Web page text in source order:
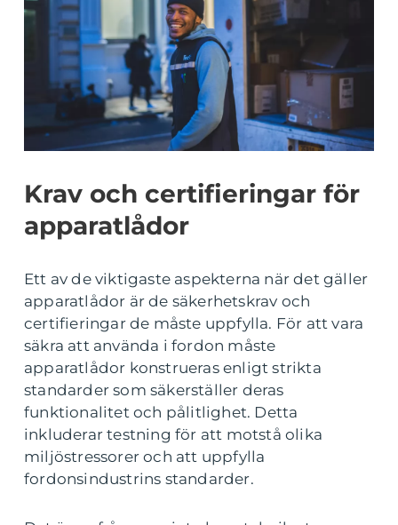
Krav och certifieringar för
apparatlådor
Ett av de viktigaste aspekterna när det gäller
apparatlådor är de säkerhetskrav och
certifieringar de måste uppfylla. För att vara
säkra att använda i fordon måste
apparatlådor konstrueras enligt strikta
standarder som säkerställer deras
funktionalitet och pålitlighet. Detta
inkluderar testning för att motstå olika
miljöstressorer och att uppfylla
fordonsindustrins standarder.